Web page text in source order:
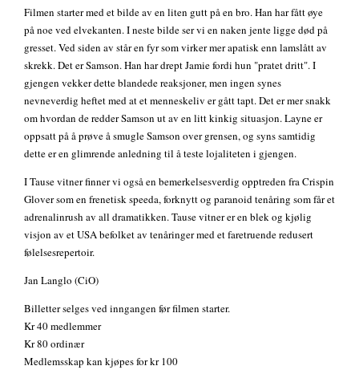
Filmen starter med et bilde av en liten gutt på en bro. Han har fått øye
på noe ved elvekanten. I neste bilde ser vi en naken jente ligge død på
gresset. Ved siden av står en fyr som virker mer apatisk enn lamslått av
skrekk. Det er Samson. Han har drept Jamie fordi hun "pratet dritt". I
gjengen vekker dette blandede reaksjoner, men ingen synes
nevneverdig heftet med at et menneskeliv er gått tapt. Det er mer snakk
om hvordan de redder Samson ut av en litt kinkig situasjon. Layne er
oppsatt på å prøve å smugle Samson over grensen, og syns samtidig
dette er en glimrende anledning til å teste lojaliteten i gjengen.
I Tause vitner finner vi også en bemerkelsesverdig opptreden fra Crispin
Glover som en frenetisk speeda, forknytt og paranoid tenåring som får et
adrenalinrush av all dramatikken. Tause vitner er en blek og kjølig
visjon av et USA befolket av tenåringer med et faretruende redusert
følelsesrepertoir.
Jan Langlo (CiO)
Billetter selges ved inngangen før filmen starter.
Kr 40 medlemmer
Kr 80 ordinær
Medlemsskap kan kjøpes for kr 100